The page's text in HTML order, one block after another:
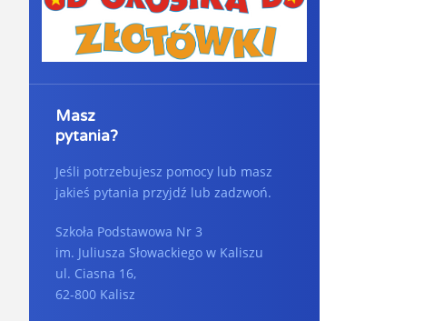
Masz
pytania?
Jeśli potrzebujesz pomocy lub masz
jakieś pytania przyjdź lub zadzwoń.
Szkoła Podstawowa Nr 3
im. Juliusza Słowackiego w Kaliszu
ul. Ciasna 16,
62-800 Kalisz